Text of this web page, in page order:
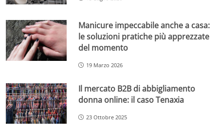
Manicure impeccabile anche a casa:
le soluzioni pratiche più apprezzate
del momento
19 Marzo 2026
Il mercato B2B di abbigliamento
donna online: il caso Tenaxia
23 Ottobre 2025